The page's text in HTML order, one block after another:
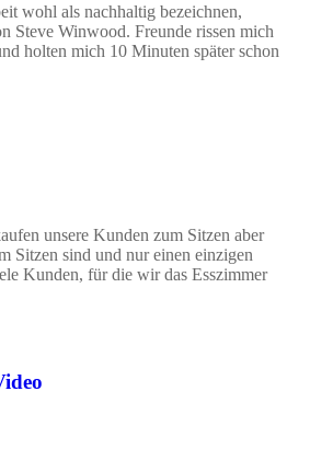
wohl als nachhaltig bezeichnen,
Steve Winwood. Freunde rissen mich
holten mich 10 Minuten später schon
unsere Kunden zum Sitzen aber
Sitzen sind und nur einen einzigen
Kunden, für die wir das Esszimmer